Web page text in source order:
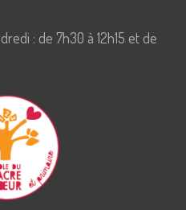
: de 7h30 à 12h15 et de